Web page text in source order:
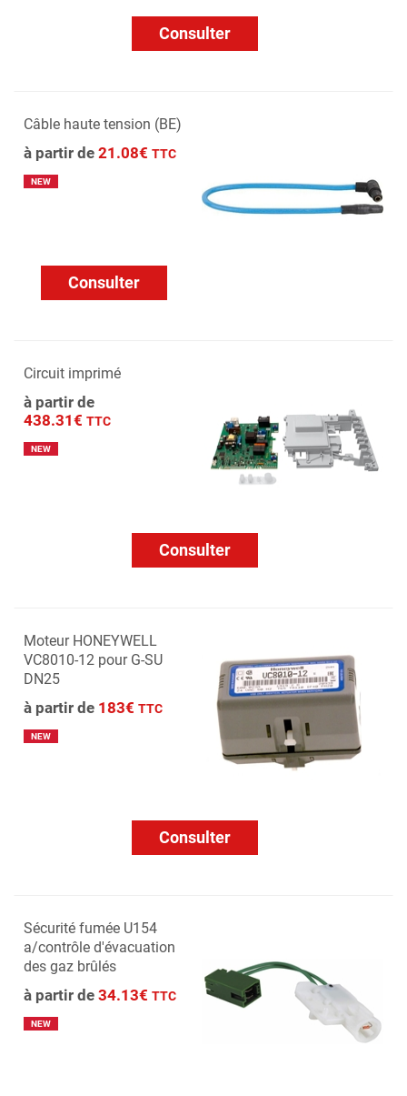
Consulter
Câble haute tension (BE)
à partir de 21.08€ TTC
NEW
Consulter
Circuit imprimé
à partir de
438.31€ TTC
NEW
Consulter
Moteur HONEYWELL
VC8010-12 pour G-SU
DN25
à partir de 183€ TTC
NEW
Consulter
Sécurité fumée U154
a/contrôle d'évacuation
des gaz brûlés
à partir de 34.13€ TTC
NEW